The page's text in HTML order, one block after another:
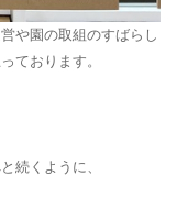
や園の取組のすばらし
ております。
続くように、